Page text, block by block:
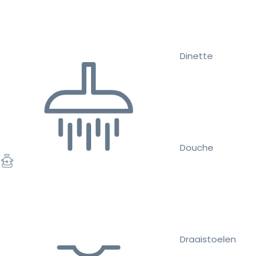
Dinette
Douche
Draaistoelen